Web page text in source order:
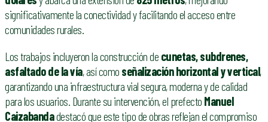
significativamente la conectividad y facilitando el acceso entre
comunidades rurales.
Los trabajos incluyeron la construcción de cunetas, subdrenes,
asfaltado de la vía, así como señalización horizontal y vertical,
garantizando una infraestructura vial segura, moderna y de calidad
para los usuarios. Durante su intervención, el prefecto Manuel
Caizabandadestacó que este tipo de obras reflejan el compromiso